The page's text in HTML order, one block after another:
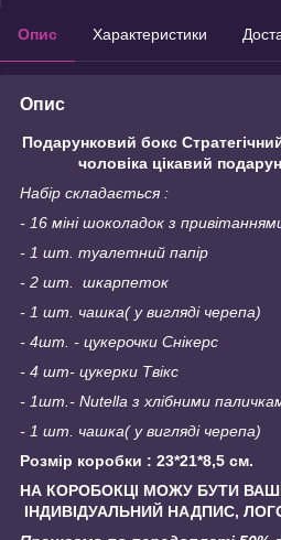
Опис Характеристики
Опис
Подарунковий бокс
чоловіка цікавий
Набір складається :
- 16 міні шоколадок з
- 1 шт. туалетний папір
- 2 шт. шкарпеток
- 1 шт. чашка( у вигляді черепа)
- 4шт. - цукерочки Снікерс
- 4 шт- цукерки Твікс
- 1шт.- Nutella з хлібними
- 1 шт. чашка( у вигляді черепа)
Розмір коробки : 23*21*8,5 см.
НА КОРОБОКЦІ МОЖУ БУТИ
ІНДИВІДУАЛЬНИЙ НАДПИС,